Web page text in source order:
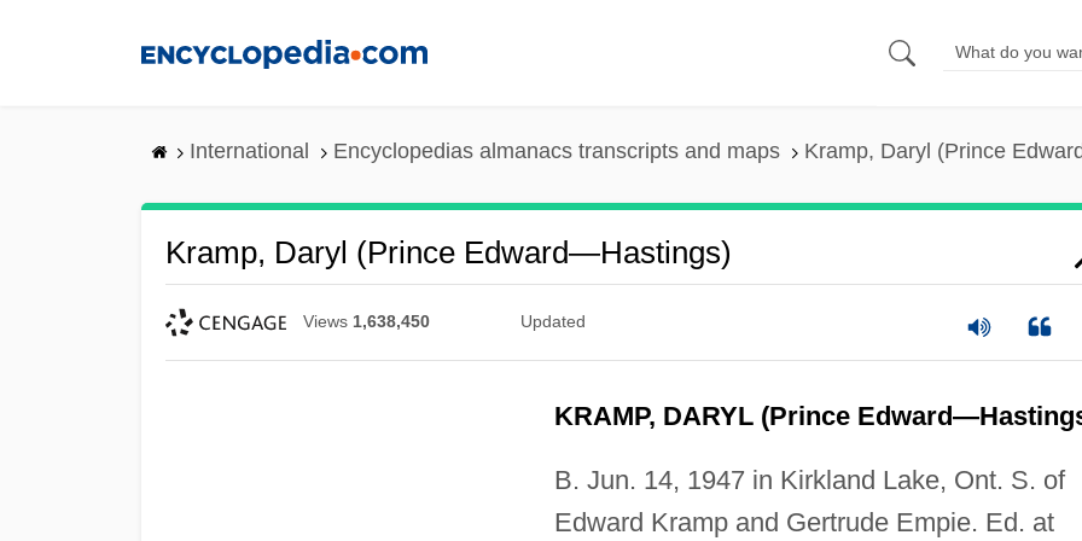
International Encyclopedias almanacs transcripts and maps Kramp, Daryl (Prince
Kramp, Daryl (Prince Edward—Hastings)
Views 1,638,450 Updated
KRAMP, DARYL (Prince
B. Jun. 14, 1947 in Kirkland Lake, Ont. S. of
Edward Kramp and Gertrude Empie. Ed. at